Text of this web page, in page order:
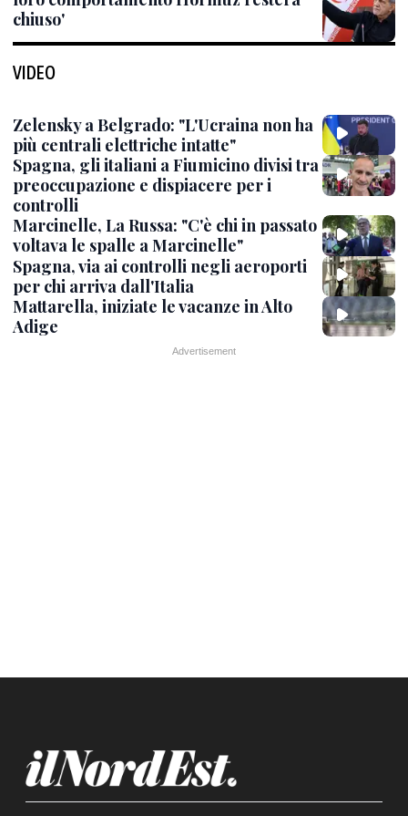
chiuso'
VIDEO
Zelensky a Belgrado: "L'Ucraina non ha
più centrali elettriche intatte"
Spagna, gli italiani a Fiumicino divisi tra
preoccupazione e dispiacere per i
controlli
Marcinelle, La Russa: "C'è chi in passato
voltava le spalle a Marcinelle"
Spagna, via ai controlli negli aeroporti
per chi arriva dall'Italia
Mattarella, iniziate le vacanze in Alto
Adige